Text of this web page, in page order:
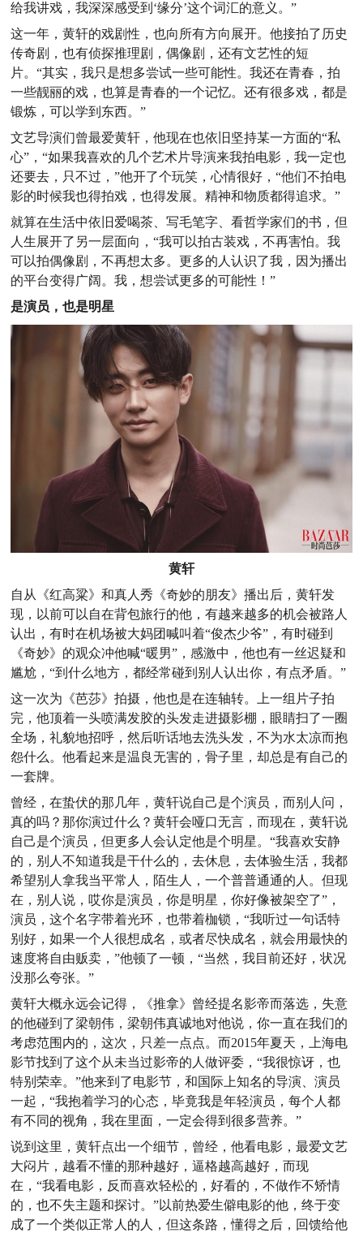
给我讲戏，我深深感受到‘缘分’这个词汇的意义。”
这一年，黄轩的戏剧性，也向所有方向展开。他接拍了历史
传奇剧，也有侦探推理剧，偶像剧，还有文艺性的短
片。“其实，我只是想多尝试一些可能性。我还在青春，拍
一些靓丽的戏，也算是青春的一个记忆。还有很多戏，都是
锻炼，可以学到东西。”
文艺导演们曾最爱黄轩，他现在也依旧坚持某一方面的“私
心”，“如果我喜欢的几个艺术片导演来我拍电影，我一定也
还要去，只不过，”他开了个玩笑，心情很好，“他们不拍电
影的时候我也得拍戏，也得发展。精神和物质都得追求。”
就算在生活中依旧爱喝茶、写毛笔字、看哲学家们的书，但
人生展开了另一层面向，“我可以拍古装戏，不再害怕。我
可以拍偶像剧，不再想太多。更多的人认识了我，因为播出
的平台变得广阔。我，想尝试更多的可能性！”
是演员，也是明星
黄轩
自从《红高粱》和真人秀《奇妙的朋友》播出后，黄轩发
现，以前可以自在背包旅行的他，有越来越多的机会被路人
认出，有时在机场被大妈团喊叫着“俊杰少爷”，有时碰到
《奇妙》的观众冲他喊“暖男”，感激中，他也有一丝迟疑和
尴尬，“到什么地方，都经常碰到别人认出你，有点矛盾。”
这一次为《芭莎》拍摄，他也是在连轴转。上一组片子拍
完，他顶着一头喷满发胶的头发走进摄影棚，眼睛扫了一圈
全场，礼貌地招呼，然后听话地去洗头发，不为水太凉而抱
怨什么。他看起来是温良无害的，骨子里，却总是有自己的
一套牌。
曾经，在蛰伏的那几年，黄轩说自己是个演员，而别人问，
真的吗？那你演过什么？黄轩会哑口无言，而现在，黄轩说
自己是个演员，但更多人会认定他是个明星。“我喜欢安静
的，别人不知道我是干什么的，去休息，去体验生活，我都
希望别人拿我当平常人，陌生人，一个普普通通的人。但现
在，别人说，哎你是演员，你是明星，你好像被架空了”，
演员，这个名字带着光环，也带着枷锁，“我听过一句话特
别好，如果一个人很想成名，或者尽快成名，就会用最快的
速度将自由贩卖，”他顿了一顿，“当然，我目前还好，状况
没那么夸张。”
黄轩大概永远会记得，《推拿》曾经提名影帝而落选，失意
的他碰到了梁朝伟，梁朝伟真诚地对他说，你一直在我们的
考虑范围内的，这次，只差一点点。而2015年夏天，上海电
影节找到了这个从未当过影帝的人做评委，“我很惊讶，也
特别荣幸。”他来到了电影节，和国际上知名的导演、演员
一起，“我抱着学习的心态，毕竟我是年轻演员，每个人都
有不同的视角，我在里面，一定会得到很多营养。”
说到这里，黄轩点出一个细节，曾经，他看电影，最爱文艺
大闷片，越看不懂的那种越好，逼格越高越好，而现
在，“我看电影，反而喜欢轻松的，好看的，不做作不矫情
的，也不失主题和探讨。”以前热爱生僻电影的他，终于变
成了一个类似正常人的人，但这条路，懂得之后，回馈给他